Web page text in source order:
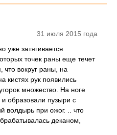
31 июля 2015 года
уже затягивается
точек раны еще течет
что вокруг раны, на
кистях рук появились
множество. На ноге
образовали пузыри с
волдырь при ожог. .. что
деканом,